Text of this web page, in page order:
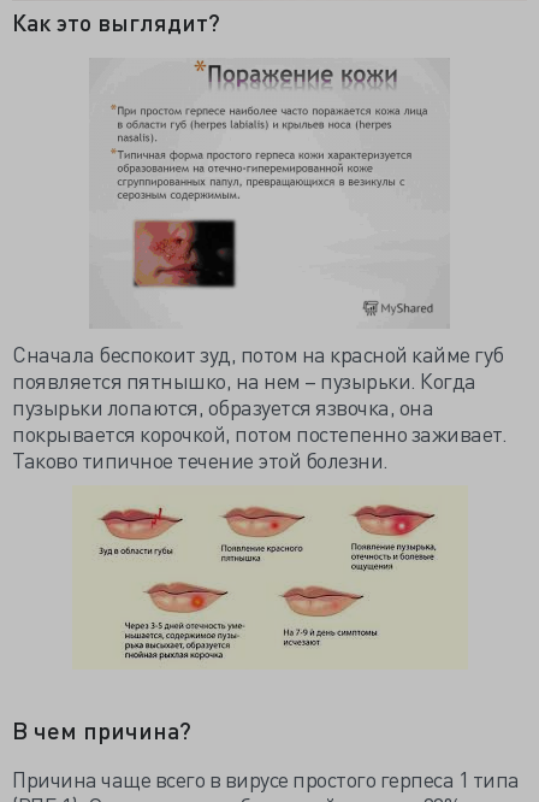
Как это выглядит?
Сначала беспокоит зуд, потом на красной кайме губ
появляется пятнышко, на нем – пузырьки. Когда
пузырьки лопаются, образуется язвочка, она
покрывается корочкой, потом постепенно заживает.
Таково типичное течение этой болезни.
В чем причина?
Причина чаще всего в вирусе простого герпеса 1 типа